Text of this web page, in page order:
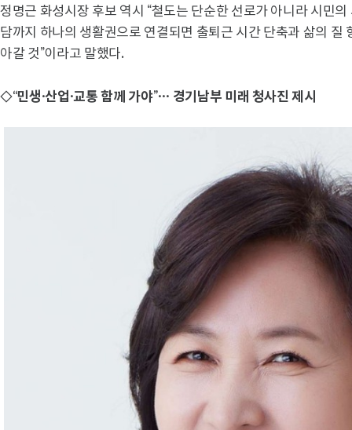
정명근 화성시장 후보 역시 “철도는 단순한 선로가 아니라 시민
담까지 하나의 생활권으로 연결되면 출퇴근 시간 단축과 삶의 질
아갈 것”이라고 말했다.
◇“민생·산업·교통 함께 가야”… 경기남부 미래 청사진 제시